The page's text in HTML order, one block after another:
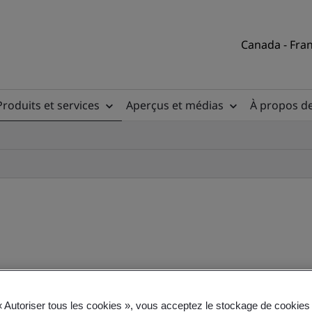
Canada -
et services Aperçus et médias
À propos
la sécurité en nuage
Autoriser tous les cookies », vous acceptez le stockage de